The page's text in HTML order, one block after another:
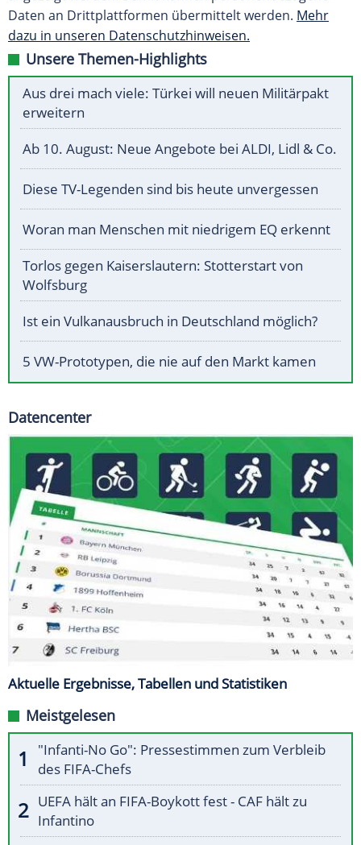
Daten an Drittplattformen übermittelt werden. Mehr
dazu in unseren Datenschutzhinweisen.
Unsere Themen-Highlights
Aus drei mach viele: Türkei will neuen Militärpakt
erweitern
Ab 10. August: Neue Angebote bei ALDI, Lidl & Co.
Diese TV-Legenden sind bis heute unvergessen
Woran man Menschen mit niedrigem EQ erkennt
Torlos gegen Kaiserslautern: Stotterstart von
Wolfsburg
Ist ein Vulkanausbruch in Deutschland möglich?
5 VW-Prototypen, die nie auf den Markt kamen
Datencenter
Aktuelle Ergebnisse, Tabellen und Statistiken
Meistgelesen
"Infanti-No Go": Pressestimmen zum Verbleib
des FIFA-Chefs
UEFA hält an FIFA-Boykott fest - CAF hält zu
Infantino